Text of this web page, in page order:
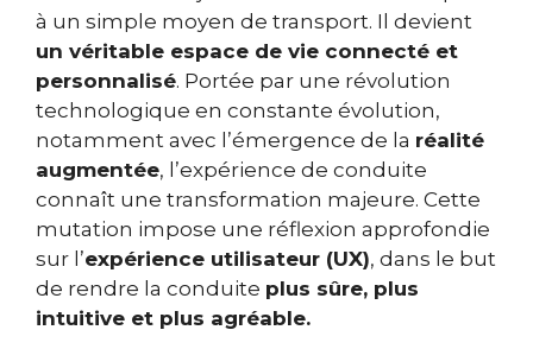
à un simple moyen de transport. Il devient
un véritable espace de vie connecté et
personnalisé. Portée par une révolution
technologique en constante évolution,
notamment avec l’émergence de la réalité
augmentée, l’expérience de conduite
connaît une transformation majeure. Cette
mutation impose une réflexion approfondie
sur l’expérience utilisateur (UX), dans le but
de rendre la conduite plus sûre, plus
intuitive et plus agréable.